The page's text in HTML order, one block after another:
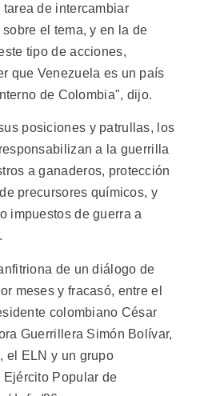
de intercambiar
el tema, y en la de
tipo de acciones,
que Venezuela es un país
de Colombia", dijo.
posiciones y patrullas, los
a la guerrilla
a ganaderos, protección
precursores químicos, y
impuestos de guerra a
de un diálogo de
meses y fracasó, entre el
colombiano César
Guerrillera Simón Bolívar,
el ELN y un grupo
Ejército Popular de